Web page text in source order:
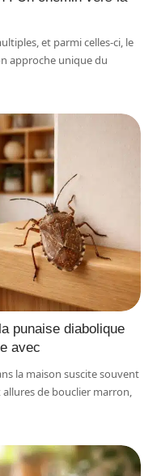
et parmi celles-ci, le
approche unique du
punaise diabolique
avec
la maison suscite souvent
de bouclier marron,